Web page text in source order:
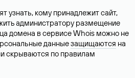
узнать, кому принадлежит сайт,
администратору размещение
домена в сервисе Whois можно не
данныезащищаются на
скрываются по правилам